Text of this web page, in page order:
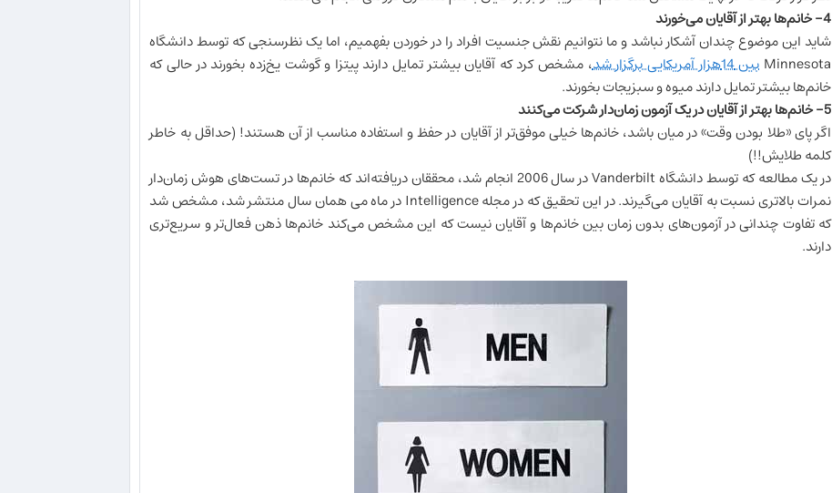
4- خانم‌ها بهتر از آقایان می‌خورند
شاید این موضوع چندان آشکار نباشد و ما نتوانیم نقش جنسیت افراد را در خوردن بفهمیم، اما یک نظرسنجی که توسط دانشگاه
Minnesota بین 14هزار آمریکایی برگزار شد
، مشخص کرد که آقایان بیشتر تمایل دارند پیتزا و گوشت یخ‌زده بخورند در حالی که
خانم‌ها بیشتر تمایل دارند میوه و سبزیجات بخورند.
5- خانم‌ها بهتر از آقایان در یک آزمون زمان‌دار شرکت می‌کنند
اگر پای «طلا بودن وقت» در میان باشد، خانم‌ها خیلی موفق‌تر از آقایان در حفظ و استفاده مناسب از آن هستند! (حداقل به خاطر
کلمه طلایش!!)
در یک مطالعه که توسط دانشگاه Vanderbilt در سال 2006 انجام شد، محققان دریافته‌اند که خانم‌ها در تست‌های هوش زمان‌دار
نمرات بالاتری نسبت به آقایان می‌گیرند. در این تحقیق که در مجله Intelligence در ماه می همان سال منتشر شد، مشخص شد
که تفاوت چندانی در آزمون‌های بدون زمان بین خانم‌ها و آقایان نیست که این مشخص می‌کند خانم‌ها ذهن فعال‌تر و سریع‌تری
دارند.